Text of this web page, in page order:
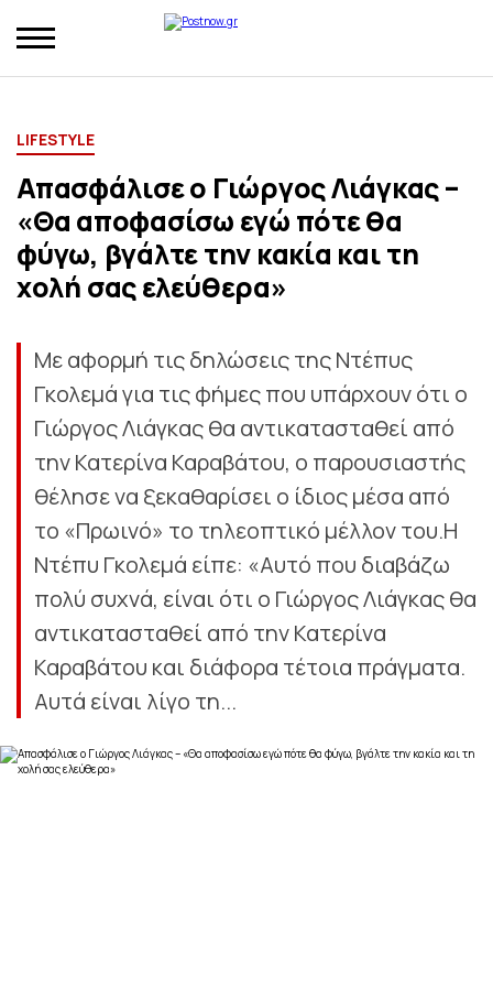
LIFESTYLE
Απασφάλισε ο Γιώργος Λιάγκας –
«Θα αποφασίσω εγώ πότε θα
φύγω, βγάλτε την κακία και τη
χολή σας ελεύθερα»
Με αφορμή τις δηλώσεις της Ντέπυς
Γκολεμά για τις φήμες που υπάρχουν ότι ο
Γιώργος Λιάγκας θα αντικατασταθεί από
την Κατερίνα Καραβάτου, ο παρουσιαστής
θέλησε να ξεκαθαρίσει ο ίδιος μέσα από
το «Πρωινό» το τηλεοπτικό μέλλον του.Η
Ντέπυ Γκολεμά είπε: «Αυτό που διαβάζω
πολύ συχνά, είναι ότι ο Γιώργος Λιάγκας θα
αντικατασταθεί από την Κατερίνα
Καραβάτου και διάφορα τέτοια πράγματα.
Αυτά είναι λίγο τη...